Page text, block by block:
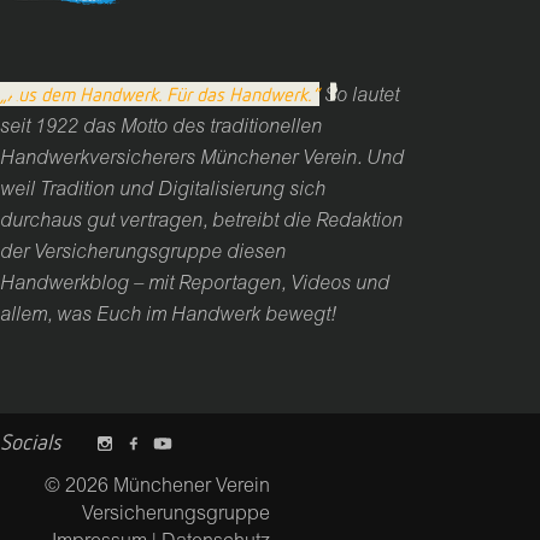
„Aus dem Handwerk. Für das Handwerk.“So lautet
seit 1922 das Motto des traditionellen
Handwerkversicherers Münchener Verein. Und
weil Tradition und Digitalisierung sich
durchaus gut vertragen, betreibt die Redaktion
der Versicherungsgruppe diesen
Handwerkblog – mit Reportagen, Videos und
allem, was Euch im Handwerk bewegt!
Socials
© 2026 Münchener Verein
Versicherungsgruppe